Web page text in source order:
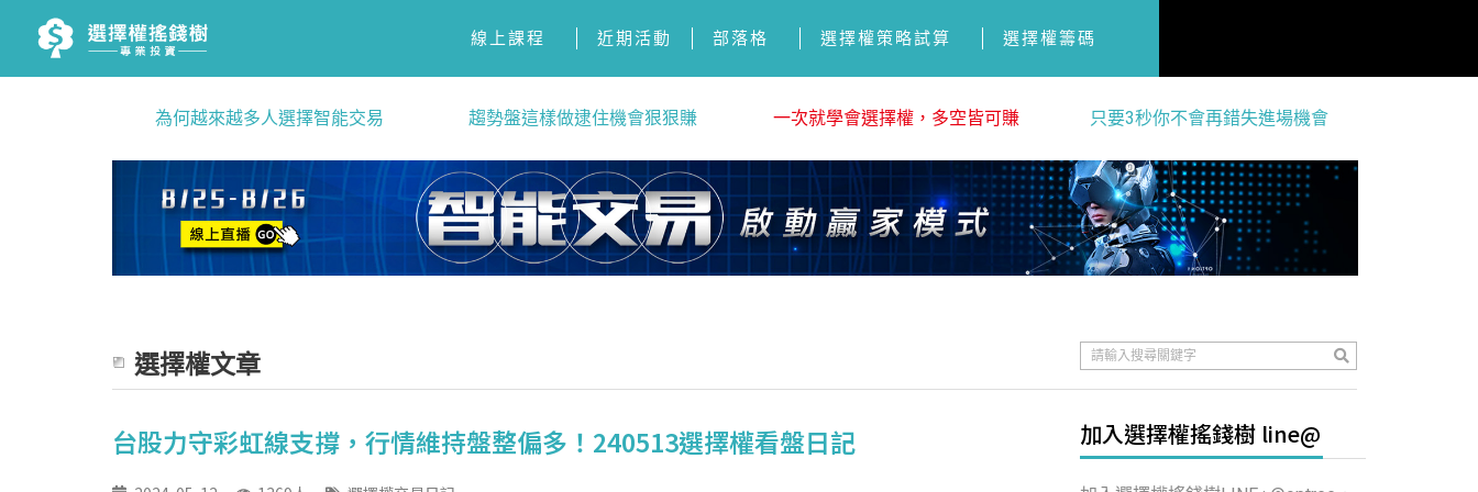
線上課程 近期活動 部落格 選擇權策略試算 選擇權籌碼
為何越來越多人選擇智能交易 趨勢盤這樣做逮住機會狠狠賺 一次就學會選擇權，多空皆可賺 只要3秒你不會再錯失進場機會
選擇權文章
台股力守彩虹線支撐，行情維持盤整偏多！240513選擇權看盤日記 加入選擇權搖錢樹 line@